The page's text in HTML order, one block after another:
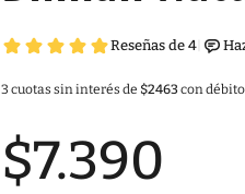
3 cuotas sin interés de $2463con
$7.390